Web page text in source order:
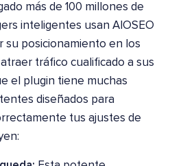
más de 100 millones de
inteligentes usan AIOSEO
su posicionamiento en los
tráfico cualificado a sus
el plugin tiene muchas
diseñados para
tus ajustes de